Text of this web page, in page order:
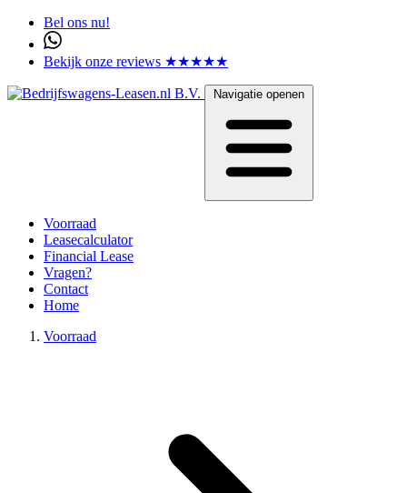
Bel ons nu!
Bekijk onze reviews ★★★★★
Navigatie openen
Voorraad
Leasecalculator
Financial Lease
Vragen?
Contact
Home
Voorraad